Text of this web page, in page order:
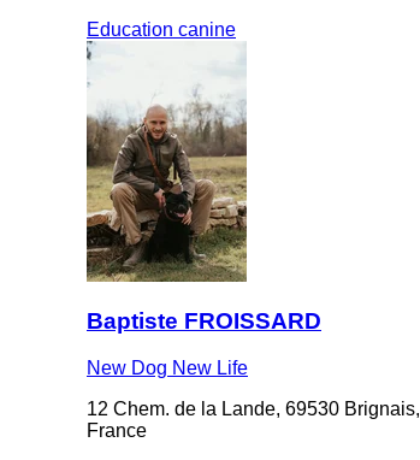
Education canine
Baptiste FROISSARD
New Dog New Life
12 Chem. de la Lande, 69530 Brignais,
France